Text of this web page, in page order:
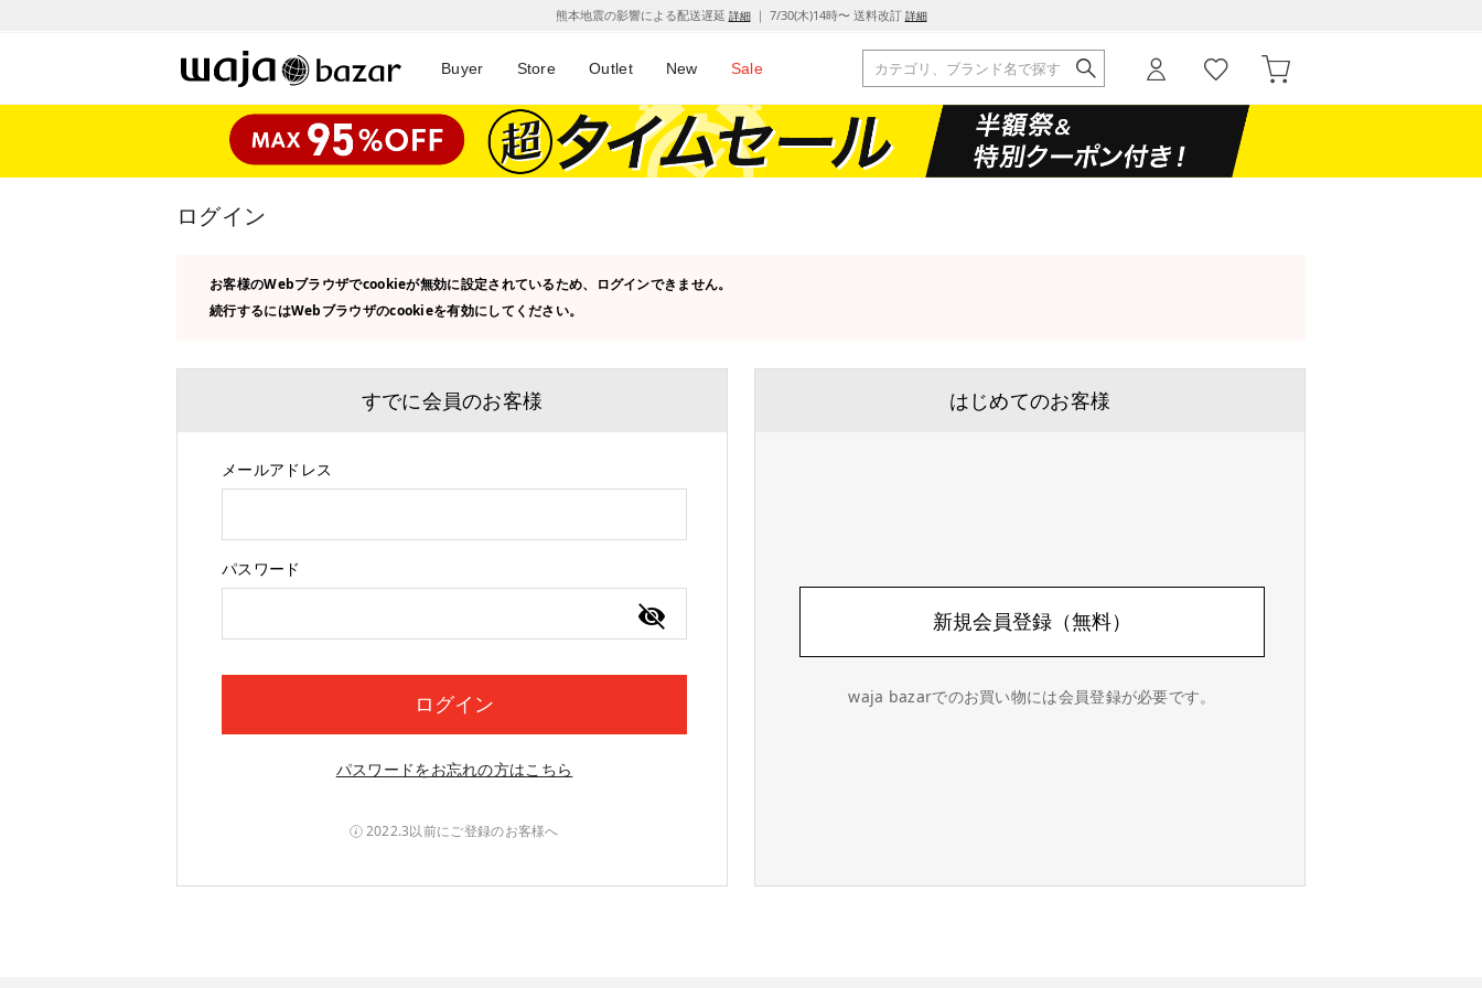
熊本地震の影響による配送遅延 詳細｜ 7/30(木)14時〜 送料改訂 詳細
Buyer Store Outlet New Sale
ログイン
お客様のWebブラウザでcookieが無効に設定されているため、ログインできません。
続行するにはWebブラウザのcookieを有効にしてください。
すでに会員のお客様
メールアドレス
パスワード
ログイン
パスワードをお忘れの方はこちら
2022.3以前にご登録のお客様へ
はじめてのお客様
新規会員登録（無料）
waja bazarでのお買い物には会員登録が必要です。